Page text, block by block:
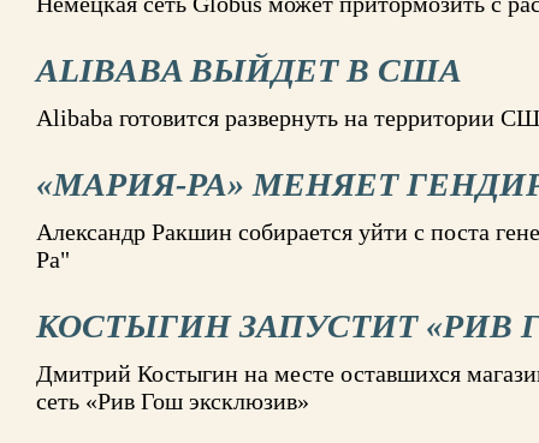
ALIBABA ВЫЙДЕТ В США
Alibaba готовится развернуть на территории
«МАРИЯ-РА» МЕНЯЕТ
Александр Ракшин собирается уйти с поста
Ра"
КОСТЫГИН ЗАПУСТИТ «РИВ
Дмитрий Костыгин на месте оставшихся
сеть «Рив Гош эксклюзив»